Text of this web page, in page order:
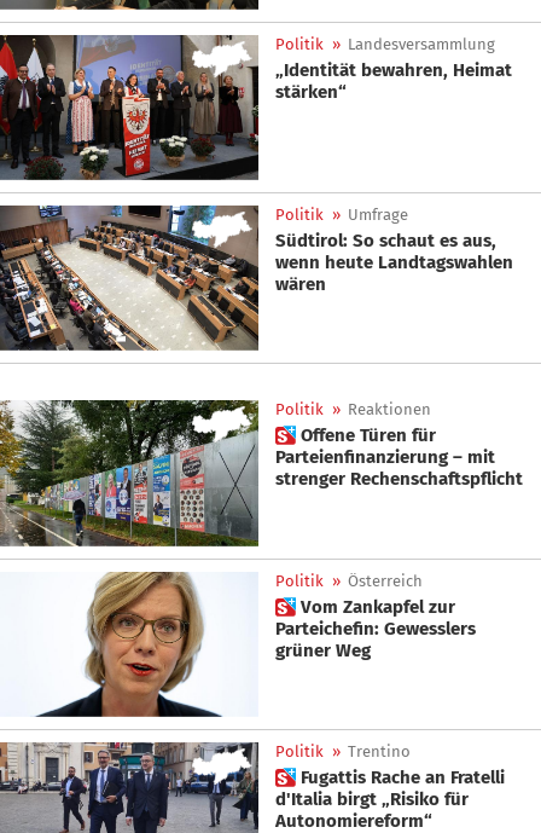
Politik » Landesversammlung
„Identität bewahren, Heimat
stärken“
Politik » Umfrage
Südtirol: So schaut es aus,
wenn heute Landtagswahlen
wären
Politik » Reaktionen
 Offene Türen für
Parteienfinanzierung – mit
strenger Rechenschaftspflicht
Politik » Österreich
 Vom Zankapfel zur
Parteichefin: Gewesslers
grüner Weg
Politik » Trentino
 Fugattis Rache an Fratelli
d'Italia birgt „Risiko für
Autonomiereform“